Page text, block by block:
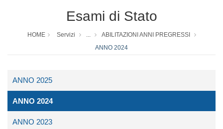
Esami di Stato
HOME Servizi ...
ABILITAZIONI ANNI PREGRESSI
ANNO 2024
ANNO 2025
ANNO 2024
ANNO 2023